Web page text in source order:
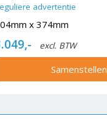
advertentie
x 374mm
excl. BTW
Samenstellen